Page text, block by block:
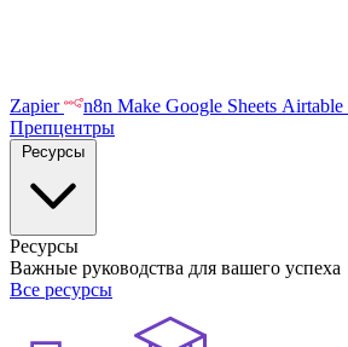
Zapier n8n Make Google Sheets Airtable
Препцентры
Ресурсы
Важные руководства для вашего успеха
Все ресурсы